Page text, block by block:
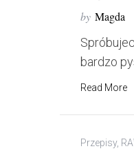
by Magda
bardzo
Read More
Przepisy,